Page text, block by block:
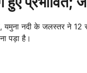
नदी के जलस्तर ने 12
पड़ा है।